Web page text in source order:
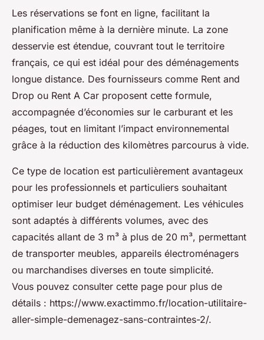
Les réservations se font en ligne, facilitant la
planification même à la dernière minute. La zone
desservie est étendue, couvrant tout le territoire
français, ce qui est idéal pour des déménagements
longue distance. Des fournisseurs comme Rent and
Drop ou Rent A Car proposent cette formule,
accompagnée d’économies sur le carburant et les
péages, tout en limitant l’impact environnemental
grâce à la réduction des kilomètres parcourus à vide.
Ce type de location est particulièrement avantageux
pour les professionnels et particuliers souhaitant
optimiser leur budget déménagement. Les véhicules
sont adaptés à différents volumes, avec des
capacités allant de 3 m³ à plus de 20 m³, permettant
de transporter meubles, appareils électroménagers
ou marchandises diverses en toute simplicité.
Vous pouvez consulter cette page pour plus de
détails : https://www.exactimmo.fr/location-utilitaire-
aller-simple-demenagez-sans-contraintes-2/.